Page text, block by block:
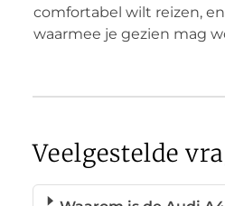
comfortabel wilt reizen,
waarmee je gezien mag
Veelgestelde